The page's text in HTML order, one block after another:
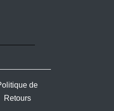
de
Retours